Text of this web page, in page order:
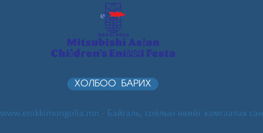
ХОЛБОО БАРИХ
www.enikkimongolia.mn - Байгаль, соёлын өвийг хамгаалах сан